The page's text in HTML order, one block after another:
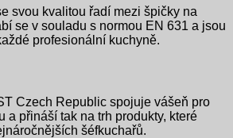
svou kvalitou řadí mezi špičky na
se v souladu s normou EN 631 a jsou
profesionální kuchyně.
Czech Republic spojuje vášeň pro
a přináší tak na trh produkty, které
šéfkuchařů.